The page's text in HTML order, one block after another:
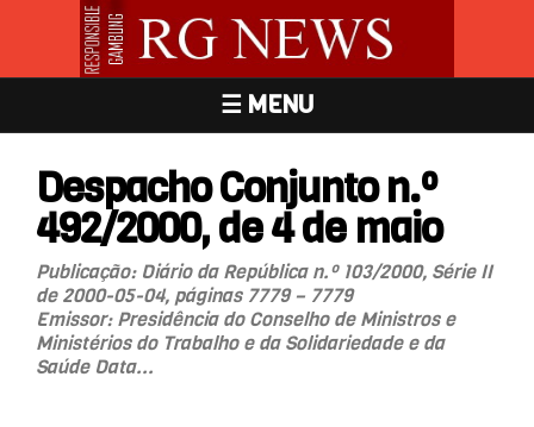
☰ MENU
Despacho Conjunto n.º
492/2000, de 4 de maio
Publicação: Diário da República n.º 103/2000, Série II
de 2000-05-04, páginas 7779 – 7779
Emissor: Presidência do Conselho de Ministros e
Ministérios do Trabalho e da Solidariedade e da
Saúde Data...